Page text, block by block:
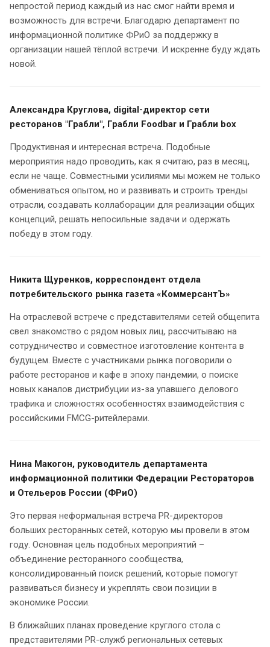
непростой период каждый из нас смог найти время и
возможность для встречи. Благодарю департамент по
информационной политике ФРиО за поддержку в
организации нашей тёплой встречи. И искренне буду ждать
новой.
Александра Круглова, digital-директор сети
ресторанов "Грабли", Грабли Foodbar и Грабли box
Продуктивная и интересная встреча. Подобные
мероприятия надо проводить, как я считаю, раз в месяц,
если не чаще. Совместными усилиями мы можем не только
обмениваться опытом, но и развивать и строить тренды
отрасли, создавать коллаборации для реализации общих
концепций, решать непосильные задачи и одержать
победу в этом году.
Никита Щуренков, корреспондент отдела
потребительского рынка газета «КоммерсантЪ»
На отраслевой встрече с представителями сетей общепита
свел знакомство с рядом новых лиц, рассчитываю на
сотрудничество и совместное изготовление контента в
будущем. Вместе с участниками рынка поговорили о
работе ресторанов и кафе в эпоху пандемии, о поиске
новых каналов дистрибуции из-за упавшего делового
трафика и сложностях особенностях взаимодействия с
российскими FMCG-ритейлерами.
Нина Макогон, руководитель департамента
информационной политики Федерации Рестораторов
и Отельеров России (ФРиО)
Это первая неформальная встреча PR-директоров
больших ресторанных сетей, которую мы провели в этом
году. Основная цель подобных мероприятий –
объединение ресторанного сообщества,
консолидированный поиск решений, которые помогут
развиваться бизнесу и укреплять свои позиции в
экономике России.
В ближайших планах проведение круглого стола с
представителями PR-служб региональных сетевых